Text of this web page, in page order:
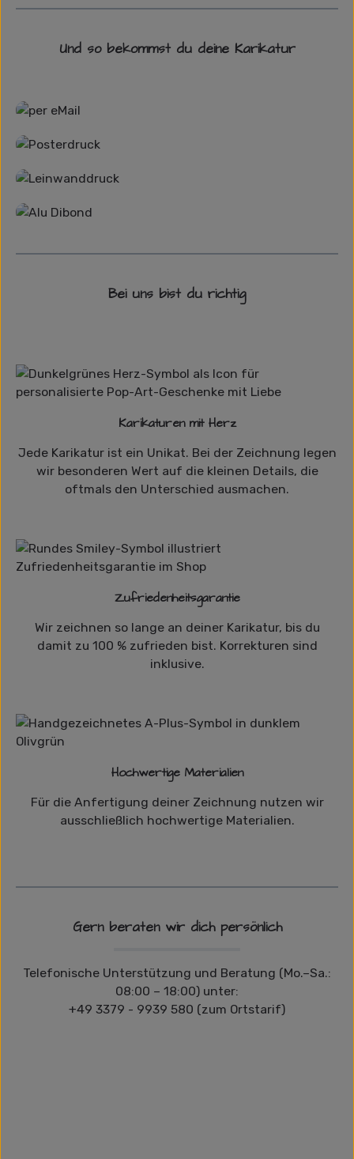
Und so bekommst du deine Karikatur
Bei uns bist du richtig
Karikaturen mit Herz
Jede Karikatur ist ein Unikat. Bei der Zeichnung legen
wir besonderen Wert auf die kleinen Details, die
oftmals den Unterschied ausmachen.
Zufriedenheitsgarantie
Wir zeichnen so lange an deiner Karikatur, bis du
damit zu 100 % zufrieden bist. Korrekturen sind
inklusive.
Hochwertige Materialien
Für die Anfertigung deiner Zeichnung nutzen wir
ausschließlich hochwertige Materialien.
Gern beraten wir dich persönlich
Telefonische Unterstützung und Beratung (Mo.–Sa.:
08:00 – 18:00) unter:
+49 3379 - 9939 580 (zum Ortstarif)